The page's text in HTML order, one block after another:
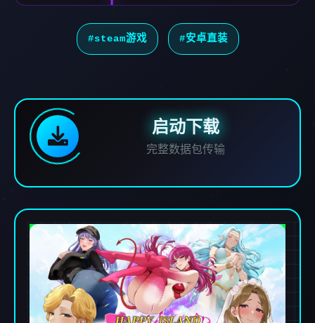
#steam游戏 #安卓直装
启动下载
完整数据包传输